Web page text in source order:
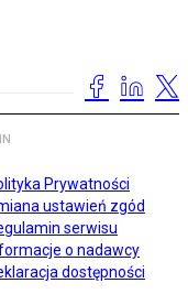
Prywatności
ustawień zgód
serwisu
o nadawcy
dostępności